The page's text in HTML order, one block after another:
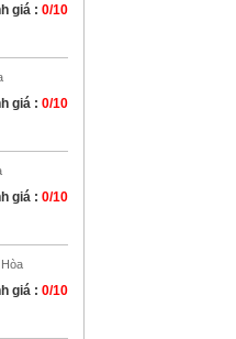
giá : 0/10
giá : 0/10
giá : 0/10
giá : 0/10